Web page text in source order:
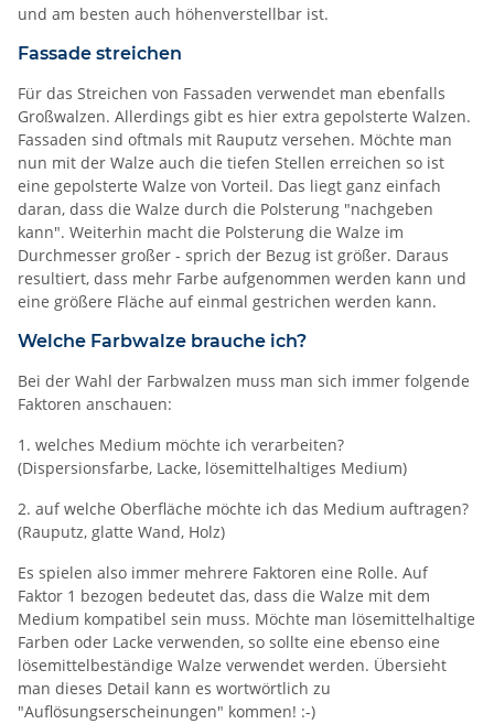
und am besten auch höhenverstellbar ist.
Fassade streichen
Für das Streichen von Fassaden verwendet man ebenfalls
Großwalzen. Allerdings gibt es hier extra gepolsterte Walzen.
Fassaden sind oftmals mit Rauputz versehen. Möchte man
nun mit der Walze auch die tiefen Stellen erreichen so ist
eine gepolsterte Walze von Vorteil. Das liegt ganz einfach
daran, dass die Walze durch die Polsterung "nachgeben
kann". Weiterhin macht die Polsterung die Walze im
Durchmesser großer - sprich der Bezug ist größer. Daraus
resultiert, dass mehr Farbe aufgenommen werden kann und
eine größere Fläche auf einmal gestrichen werden kann.
Welche Farbwalze brauche ich?
Bei der Wahl der Farbwalzen muss man sich immer folgende
Faktoren anschauen:
1. welches Medium möchte ich verarbeiten?
(Dispersionsfarbe, Lacke, lösemittelhaltiges Medium)
2. auf welche Oberfläche möchte ich das Medium auftragen?
(Rauputz, glatte Wand, Holz)
Es spielen also immer mehrere Faktoren eine Rolle. Auf
Faktor 1 bezogen bedeutet das, dass die Walze mit dem
Medium kompatibel sein muss. Möchte man lösemittelhaltige
Farben oder Lacke verwenden, so sollte eine ebenso eine
lösemittelbeständige Walze verwendet werden. Übersieht
man dieses Detail kann es wortwörtlich zu
"Auflösungserscheinungen" kommen! :-)